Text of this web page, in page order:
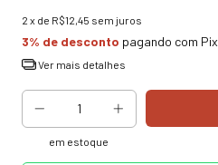
2 x de R$12,45 sem juros
3% de desconto pagando com Pix
Ver mais detalhes
em estoque